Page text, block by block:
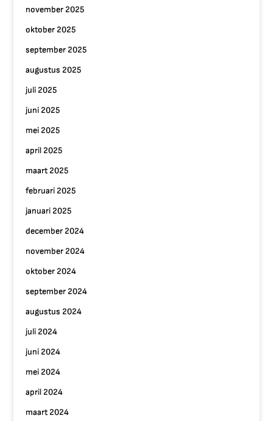
november 2025
oktober 2025
september 2025
augustus 2025
juli 2025
juni 2025
mei 2025
april 2025
maart 2025
februari 2025
januari 2025
december 2024
november 2024
oktober 2024
september 2024
augustus 2024
juli 2024
juni 2024
mei 2024
april 2024
maart 2024